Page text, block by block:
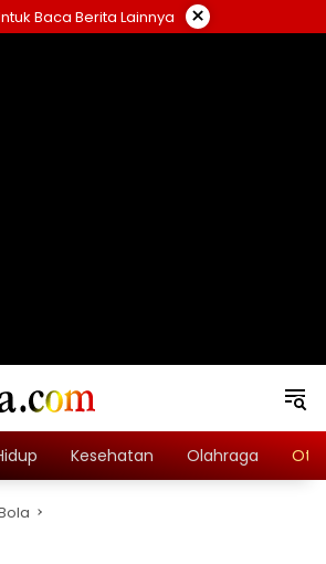
Baca Berita Lainnya ×
Kesehatan Olahraga